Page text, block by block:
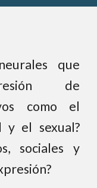
que
de
como el
y el sexual?
sociales y